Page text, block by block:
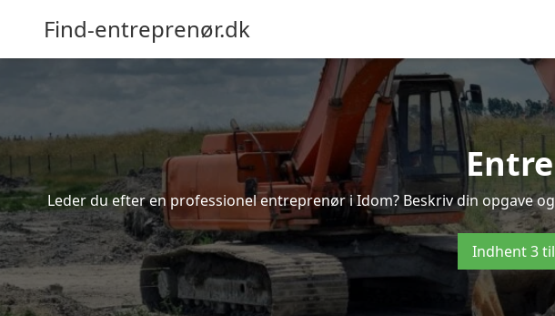
Find-entreprenør.dk
Leder du efter en professionel entreprenør i Idom? Beskriv din opgave
Indhent 3